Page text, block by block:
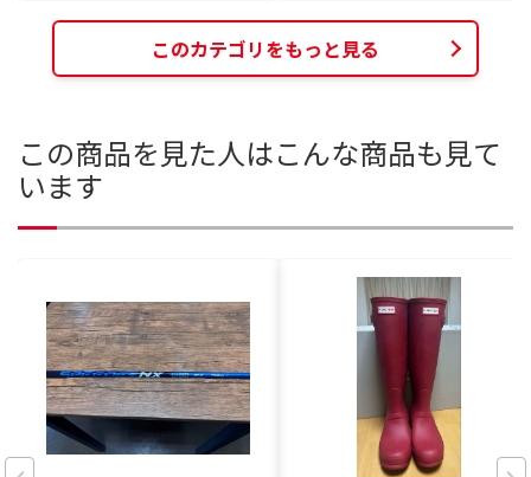
このカテゴリをもっと見る
この商品を見た人はこんな商品も見て
います